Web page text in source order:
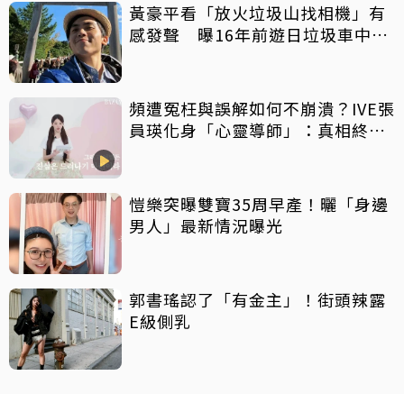
黃豪平看「放火垃圾山找相機」有
感發聲 曝16年前遊日垃圾車中含
頻遭冤枉與誤解如何不崩潰？IVE張
員瑛化身「心靈導師」：真相終會
愷樂突曝雙寶35周早產！曬「身邊
男人」最新情況曝光
郭書瑤認了「有金主」！街頭辣露
E級側乳